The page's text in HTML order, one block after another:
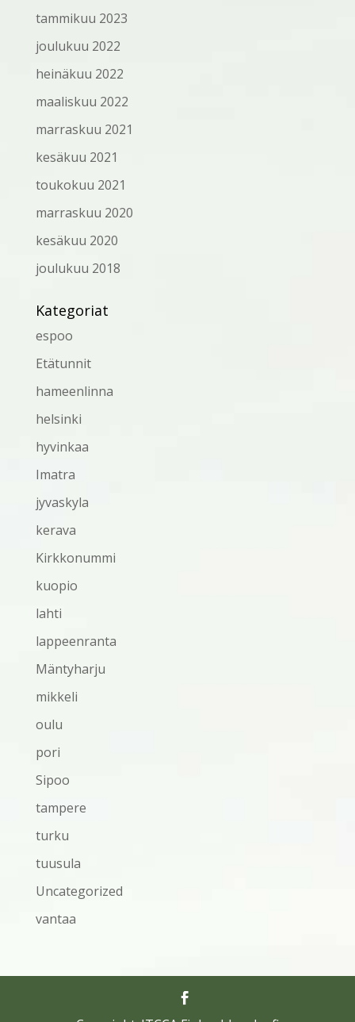
tammikuu 2023
joulukuu 2022
heinäkuu 2022
maaliskuu 2022
marraskuu 2021
kesäkuu 2021
toukokuu 2021
marraskuu 2020
kesäkuu 2020
joulukuu 2018
Kategoriat
espoo
Etätunnit
hameenlinna
helsinki
hyvinkaa
Imatra
jyvaskyla
kerava
Kirkkonummi
kuopio
lahti
lappeenranta
Mäntyharju
mikkeli
oulu
pori
Sipoo
tampere
turku
tuusula
Uncategorized
vantaa